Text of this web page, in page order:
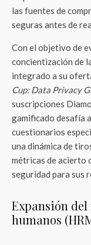
las fuentes de
seguras antes de
Con el objetivo de
concientización de
integrado a su
Cup: Data Privacy
suscripciones
gamificado desafía
cuestionarios
una dinámica de
métricas de acierto
seguridad para sus
Expansión
humanos